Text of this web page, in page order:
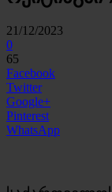
21/12/2023
0
65
Facebook
Twitter
Google+
Pinterest
WhatsApp